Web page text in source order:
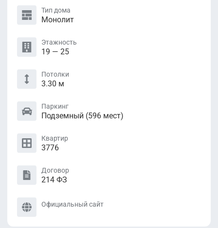
Тип дома
Монолит
Этажность
19 — 25
Потолки
3.30 м
Паркинг
Подземный (596 мест)
Квартир
3776
Договор
214 ФЗ
Официальный сайт